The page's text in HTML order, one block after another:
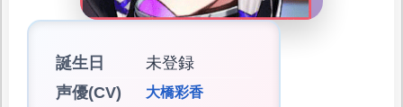
誕生日
未登録
声優(CV)
大橋彩香